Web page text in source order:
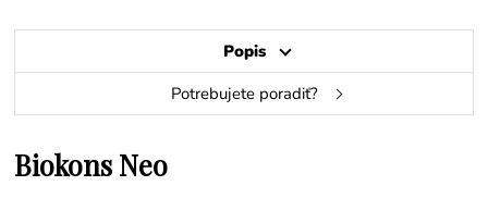
Popis
Potrebujete poradiť?
Biokons Neo